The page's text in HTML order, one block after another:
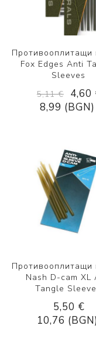
Противооплитащи
Fox Edges Anti
Sleeves
5,11 €
4,60
8,99 (BGN)
Противооплитащи
Nash D-cam XL
Tangle
5,50 €
10,76 (BGN)